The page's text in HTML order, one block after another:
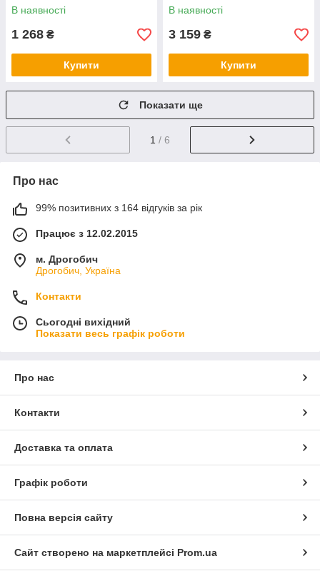
В наявності
1 268 ₴
Купити
В наявності
3 159 ₴
Купити
Показати ще
1 / 6
Про нас
99% позитивних з 164 відгуків за рік
Працює з 12.02.2015
м. Дрогобич
Дрогобич, Україна
Контакти
Сьогодні вихідний
Показати весь графік роботи
Про нас
Контакти
Доставка та оплата
Графік роботи
Повна версія сайту
Сайт створено на маркетплейсі Prom.ua